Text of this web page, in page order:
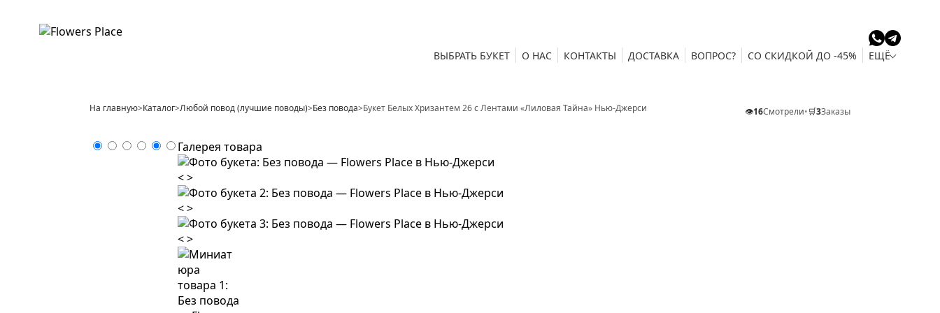
ВЫБРАТЬ БУКЕТ О НАС КОНТАКТЫ ДОСТАВКА ВОПРОС? СО СКИДКОЙ ДО -45% ЕЩЁ
На главную>Каталог>Любой повод (лучшие поводы)>Без повода>Букет Белых Хризантем 26 с Лентами «Лиловая Тайна» Нью-Джерси 👁️16Смотрели•🛒3Заказы
Галерея товара
<>
<>
<>